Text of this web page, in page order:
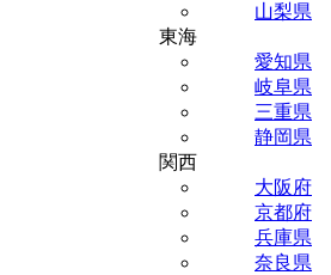
山梨県
東海
愛知県
岐阜県
三重県
静岡県
関西
大阪府
京都府
兵庫県
奈良県